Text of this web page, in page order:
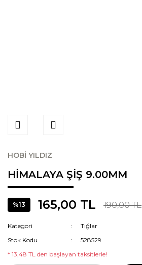
HOBİ YILDIZ
HİMALAYA ŞİŞ 9.00MM
%13 165,00 TL 190,00 TL
Kategori
Tığlar
Stok Kodu
528529
* 13,48 TL den başlayan taksitlerle!